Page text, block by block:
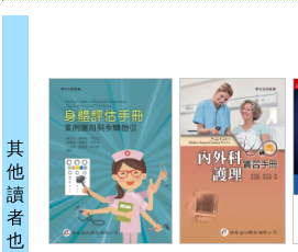
其
他
讀
者
也